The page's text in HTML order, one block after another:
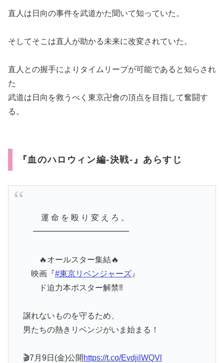
直人は日向の事件を武道かた聞いて知っていた。
そしてそこは直人が助かる未来に改変されていた。
直人との握手によりタイムリープが可能であると知らされ
た
武道は日向を救うべく東京卍會の頂点を目指して奮闘す
る。
『血のハロウィン編-決戦-』あらすじ
運 命 を 殴 り 変 え ろ 。
━━━━━━━━━━━━
🔥オールスター集結🔥
映画『#東京リベンジャーズ』
ド迫力本ポスター解禁‼️
譲れないものを守るため、
男たちの熱きリベンジがいま始まる！
🎬7月9日(金)公開 https://t.co/EvdjilWQVl